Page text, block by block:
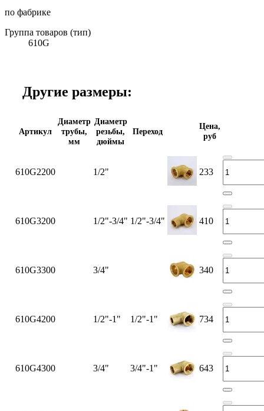
по фабрике
Группа товаров (тип)
610G
Другие размеры:
Артикул
Диаметр
трубы,
мм
Диаметр
резьбы,
дюймы
Переход
Цена,
руб
610G2200 1/2" 233
610G3200 1/2"-3/4" 1/2"-3/4" 410
610G3300 3/4" 340
610G4200 1/2"-1" 1/2"-1" 734
610G4300 3/4" 3/4"-1" 643